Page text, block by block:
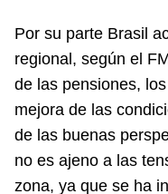
Por su parte Brasil
regional, según el
de las pensiones,
mejora de las
de las buenas
no es ajeno a las
zona, ya que se ha